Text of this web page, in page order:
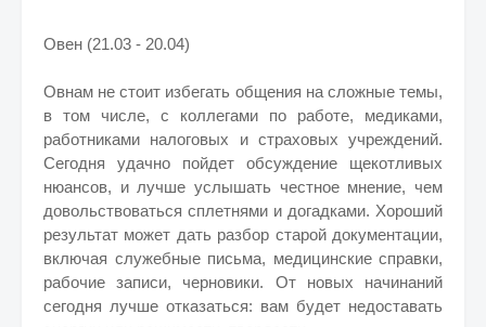
Овен (21.03 - 20.04)
Овнам не стоит избегать общения на сложные темы,
в том числе, с коллегами по работе, медиками,
работниками налоговых и страховых учреждений.
Сегодня удачно пойдет обсуждение щекотливых
нюансов, и лучше услышать честное мнение, чем
довольствоваться сплетнями и догадками. Хороший
результат может дать разбор старой документации,
включая служебные письма, медицинские справки,
рабочие записи, черновики. От новых начинаний
сегодня лучше отказаться: вам будет недоставать